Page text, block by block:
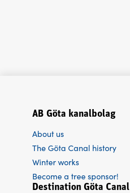
AB Göta kanalbolag
About us
The Göta Canal history
Winter works
Become a tree sponsor!
Destination Göta Canal